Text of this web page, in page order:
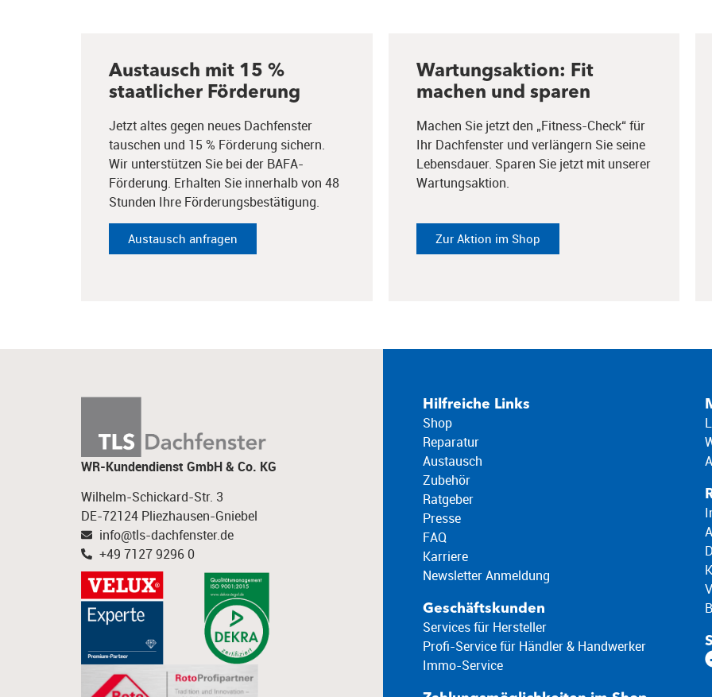
Austausch mit 15 %
staatlicher Förderung
Jetzt altes gegen neues Dachfenster
tauschen und 15 % Förderung sichern.
Wir unterstützen Sie bei der BAFA-
Förderung. Erhalten Sie innerhalb von 48
Stunden Ihre Förderungsbestätigung.
Austausch anfragen
Wartungsaktion: Fit
machen und sparen
Machen Sie jetzt den „Fitness-Check“ für
Ihr Dachfenster und verlängern Sie seine
Lebensdauer. Sparen Sie jetzt mit unserer
Wartungsaktion.
Zur Aktion im Shop
WR-Kundendienst GmbH & Co. KG
Wilhelm-Schickard-Str. 3
DE-72124 Pliezhausen-Gniebel
info@tls-dachfenster.de
+49 7127 9296 0
Hilfreiche Links
Shop
Reparatur
Austausch
Zubehör
Ratgeber
Presse
FAQ
Karriere
Newsletter Anmeldung
Geschäftskunden
Services für Hersteller
Profi-Service für Händler & Handwerker
Immo-Service